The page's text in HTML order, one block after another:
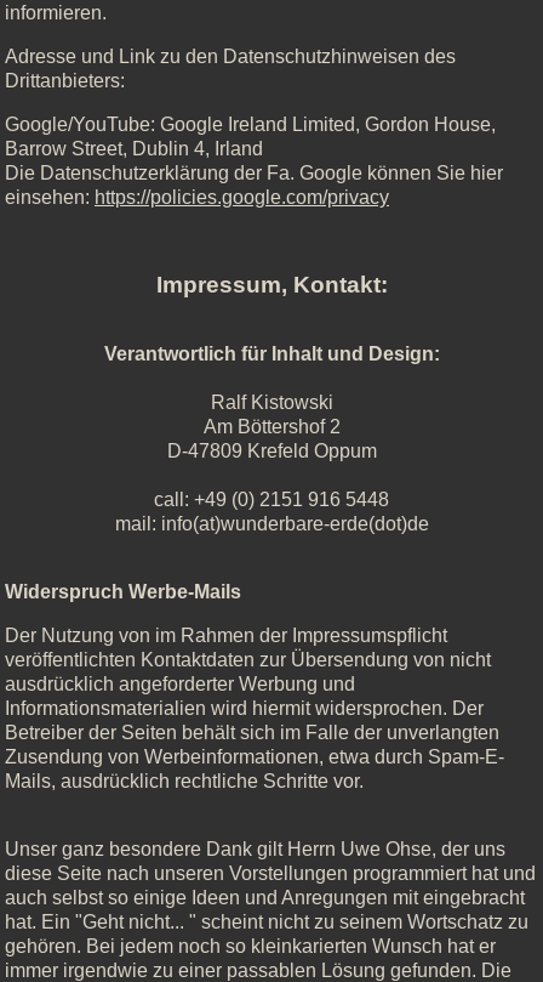
informieren.
Adresse und Link zu den Datenschutzhinweisen des
Drittanbieters:
Google/YouTube: Google Ireland Limited, Gordon House,
Barrow Street, Dublin 4, Irland
Die Datenschutzerklärung der Fa. Google können Sie hier
einsehen: https://policies.google.com/privacy
Impressum, Kontakt:
Verantwortlich für Inhalt und Design:
Ralf Kistowski
Am Böttershof 2
D-47809 Krefeld Oppum
call: +49 (0) 2151 916 5448
mail: info(at)wunderbare-erde(dot)de
Widerspruch Werbe-Mails
Der Nutzung von im Rahmen der Impressumspflicht
veröffentlichten Kontaktdaten zur Übersendung von nicht
ausdrücklich angeforderter Werbung und
Informationsmaterialien wird hiermit widersprochen. Der
Betreiber der Seiten behält sich im Falle der unverlangten
Zusendung von Werbeinformationen, etwa durch Spam-E-
Mails, ausdrücklich rechtliche Schritte vor.
Unser ganz besondere Dank gilt Herrn Uwe Ohse, der uns
diese Seite nach unseren Vorstellungen programmiert hat und
auch selbst so einige Ideen und Anregungen mit eingebracht
hat. Ein "Geht nicht... " scheint nicht zu seinem Wortschatz zu
gehören. Bei jedem noch so kleinkarierten Wunsch hat er
immer irgendwie zu einer passablen Lösung gefunden. Die